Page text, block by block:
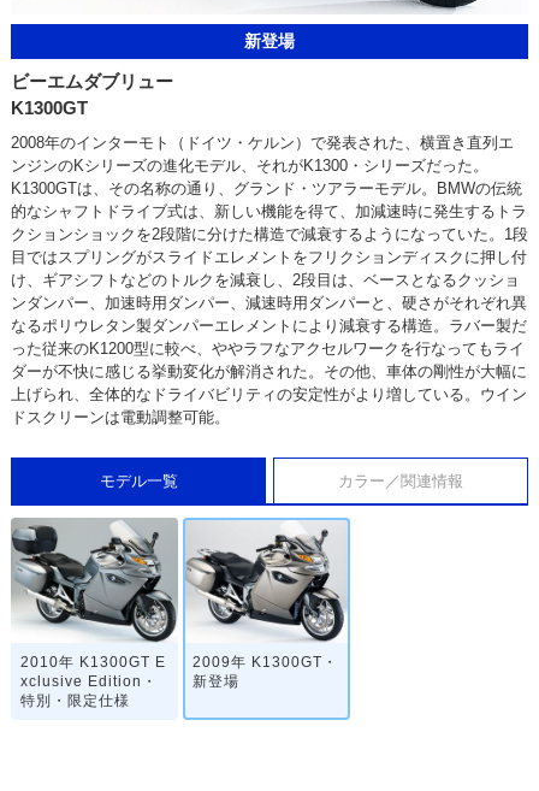
新登場
ビーエムダブリュー
K1300GT
2008年のインターモト（ドイツ・ケルン）で発表された、横置き直列エ
ンジンのKシリーズの進化モデル、それがK1300・シリーズだった。
K1300GTは、その名称の通り、グランド・ツアラーモデル。BMWの伝統
的なシャフトドライブ式は、新しい機能を得て、加減速時に発生するトラ
クションショックを2段階に分けた構造で減衰するようになっていた。1段
目ではスプリングがスライドエレメントをフリクションディスクに押し付
け、ギアシフトなどのトルクを減衰し、2段目は、ベースとなるクッショ
ンダンパー、加速時用ダンパー、減速時用ダンパーと、硬さがそれぞれ異
なるポリウレタン製ダンパーエレメントにより減衰する構造。ラバー製だ
った従来のK1200型に較べ、ややラフなアクセルワークを行なってもライ
ダーが不快に感じる挙動変化が解消された。その他、車体の剛性が大幅に
上げられ、全体的なドライバビリティの安定性がより増している。ウイン
ドスクリーンは電動調整可能。
モデル一覧 カラー／関連情報
2010年 K1300GT E
xclusive Edition・
特別・限定仕様
2009年 K1300GT・
新登場